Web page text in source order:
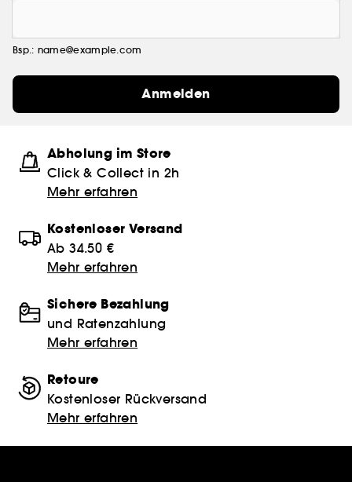
Bsp.: name@example.com
Anmelden
Abholung im Store
Click & Collect in 2h
Mehr erfahren
Kostenloser Versand
Ab 34.50 €
Mehr erfahren
Sichere Bezahlung
und Ratenzahlung
Mehr erfahren
Retoure
Kostenloser Rückversand
Mehr erfahren